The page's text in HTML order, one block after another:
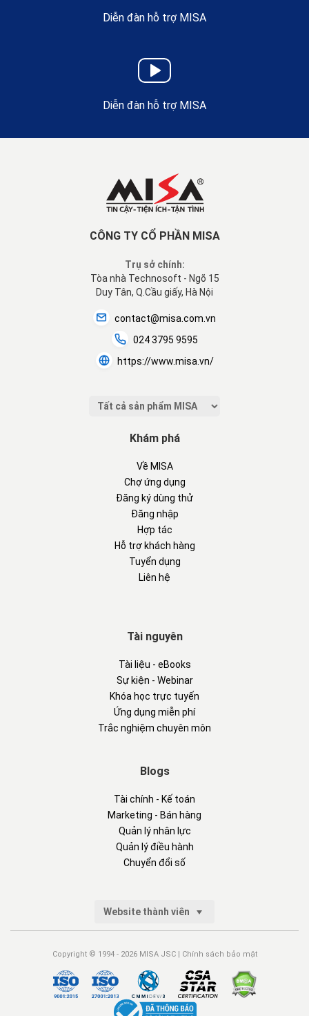
Diễn đàn hỗ trợ MISA
Diễn đàn hỗ trợ MISA
CÔNG TY CỔ PHẦN MISA
Trụ sở chính:
Tòa nhà Technosoft - Ngõ 15
Duy Tân, Q.Cầu giấy, Hà Nội
contact@misa.com.vn
024 3795 9595
https://www.misa.vn/
Khám phá
Về MISA
Chợ ứng dụng
Đăng ký dùng thử
Đăng nhập
Hợp tác
Hỗ trợ khách hàng
Tuyển dụng
Liên hệ
Tài nguyên
Tài liệu - eBooks
Sự kiện - Webinar
Khóa học trực tuyến
Ứng dụng miễn phí
Trắc nghiệm chuyên môn
Blogs
Tài chính - Kế toán
Marketing - Bán hàng
Quản lý nhân lực
Quản lý điều hành
Chuyển đổi số
Website thành viên
Copyright © 1994 - 2026 MISA JSC | Chính sách bảo mật